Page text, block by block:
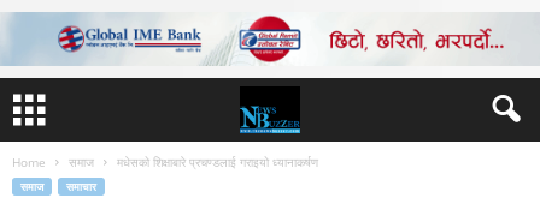
Home समाज मधेसको शिक्षाबारे प्रचण्डलाई गराइयो ध्यानाकर्षण
समाज समाचार